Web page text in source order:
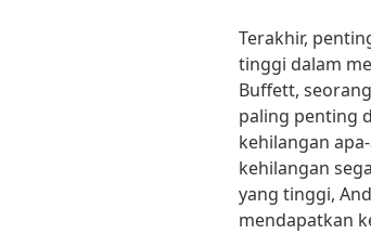
Terakhir,
tinggi dalam
Buffett,
paling penting
kehilangan
kehilangan
yang tinggi,
mendapatkan